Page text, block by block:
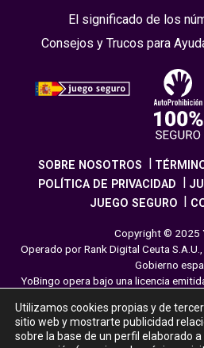
El significado de los
Consejos y Trucos para
SOBRE NOSOTROS
POLÍTICA DE PRIVACIDAD
JUEGO SEGURO
Copyright © 2025
Operado por Rank Digital Ceuta
Gobierno
YoBingo opera bajo una licencia
responsabilidad en los juegos
entretenimiento cuya finalidad es
jugadores en nuestra página web.
Utilizamos cookies propias y de
sitio web y mostrarte publicidad
sobre la base de un perfil elaborado